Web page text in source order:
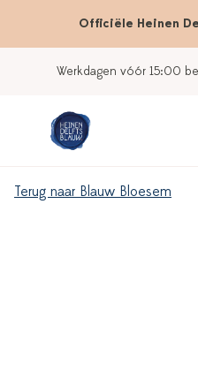
Officiële Heinen
Werkdagen vóór 15:00
Terug naar Blauw Bloesem